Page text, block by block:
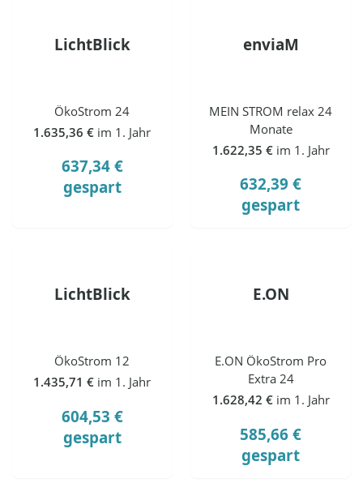
LichtBlick
ÖkoStrom 24
1.635,36 € im 1. Jahr
637,34 €
gespart
enviaM
MEIN STROM relax 24
Monate
1.622,35 € im 1. Jahr
632,39 €
gespart
LichtBlick
ÖkoStrom 12
1.435,71 € im 1. Jahr
604,53 €
gespart
E.ON
E.ON ÖkoStrom Pro
Extra 24
1.628,42 € im 1. Jahr
585,66 €
gespart